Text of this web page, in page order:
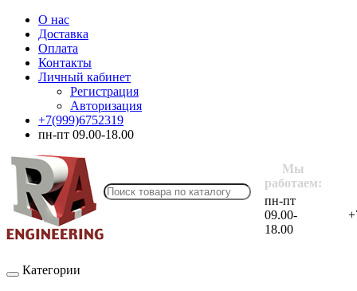
О нас
Доставка
Оплата
Контакты
Личный кабинет
Регистрация
Авторизация
+7(999)6752319
пн-пт 09.00-18.00
Мы
работаем:
пн-пт
09.00-
18.00
Категории